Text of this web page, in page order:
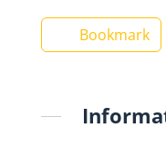
Bookmark